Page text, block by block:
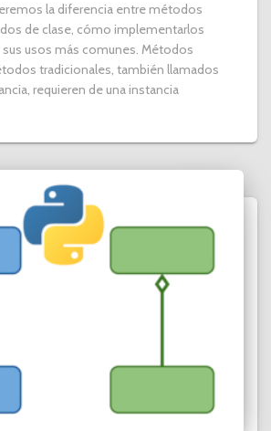
la diferencia entre métodos
de clase, cómo implementarlos
usos más comunes. Métodos
tradicionales, también llamados
requieren de una instancia